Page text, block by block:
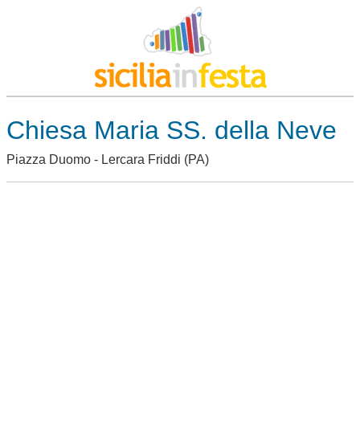
Chiesa Maria SS. della Neve
Piazza Duomo - Lercara Friddi (PA)